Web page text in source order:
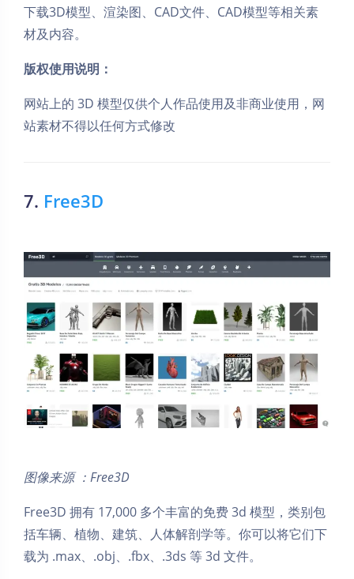
下载3D模型、渲染图、CAD文件、CAD模型等相关素
材及内容。
版权使用说明：
网站上的 3D 模型仅供个人作品使用及非商业使用，网
站素材不得以任何方式修改
7. Free3D
图像来源 ：Free3D
Free3D 拥有 17,000 多个丰富的免费 3d 模型，类别包
括车辆、植物、建筑、人体解剖学等。你可以将它们下
载为 .max、.obj、.fbx、.3ds 等 3d 文件。